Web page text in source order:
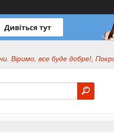
Віримо, все буде добре!,